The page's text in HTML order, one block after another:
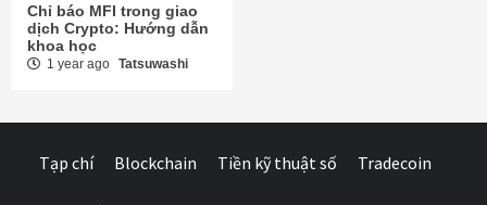
Chỉ báo MFI trong giao
dịch Crypto: Hướng dẫn
khoa học
1 year ago Tatsuwashi
Tạp chí Blockchain Tiền kỹ thuật số Tradecoin